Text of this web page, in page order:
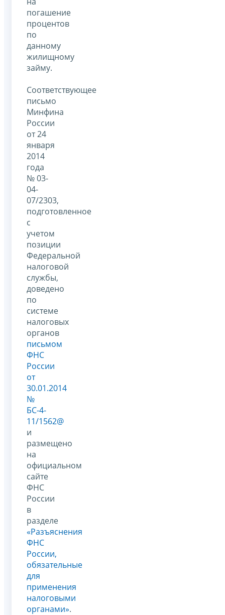
погашение
процентов
по
данному
жилищному
займу.
Соответствующее
письмо
Минфина
России
от 24
января
2014
года
№ 03-
04-
07/2303,
подготовленное
с
учетом
позиции
Федеральной
налоговой
службы,
доведено
по
системе
налоговых
органов
письмом
ФНС
России
от
30.01.2014
№
БС-4-
11/1562@
и
размещено
на
официальном
сайте
ФНС
России
в
разделе
«Разъяснения
ФНС
России,
обязательные
для
применения
налоговыми
органами».